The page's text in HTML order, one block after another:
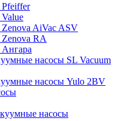
AiVac ASV
RA
насосы SL Vacuum
насосы Yulo 2BV
насосы